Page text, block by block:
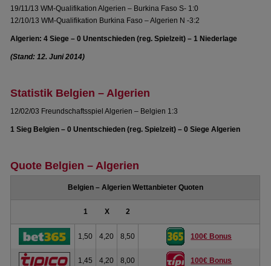
19/11/13 WM-Qualifikation Algerien – Burkina Faso S- 1:0
12/10/13 WM-Qualifikation Burkina Faso – Algerien N -3:2
Algerien: 4 Siege – 0 Unentschieden (reg. Spielzeit) – 1 Niederlage
(Stand: 12. Juni 2014)
Statistik Belgien – Algerien
12/02/03 Freundschaftsspiel Algerien – Belgien 1:3
1 Sieg Belgien – 0 Unentschieden (reg. Spielzeit) – 0 Siege Algerien
Quote Belgien – Algerien
Belgien – Algerien Wettanbieter Quoten
1 X 2
1,50 4,20 8,50 100€ Bonus
1,45 4,20 8,00 100€ Bonus